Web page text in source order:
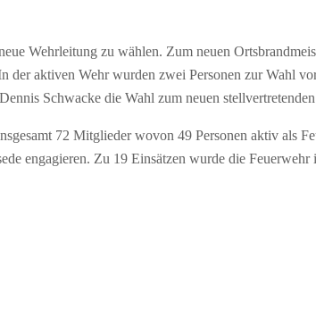
Wehrleitung zu wählen. Zum neuen
der aktiven Wehr wurden zwei Personen zur Wahl
Schwacke die Wahl zum neuen
72 Mitglieder wovon 49 Personen aktiv als
engagieren. Zu 19 Einsätzen wurde die